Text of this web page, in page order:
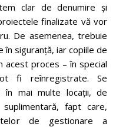
clar de denumire și
finalizate vă vor
De asemenea, trebuie
în siguranță, iar copiile de
acest proces – în special
fi reînregistrate. Se
în mai multe locații, de
fapt care,
de gestionare a